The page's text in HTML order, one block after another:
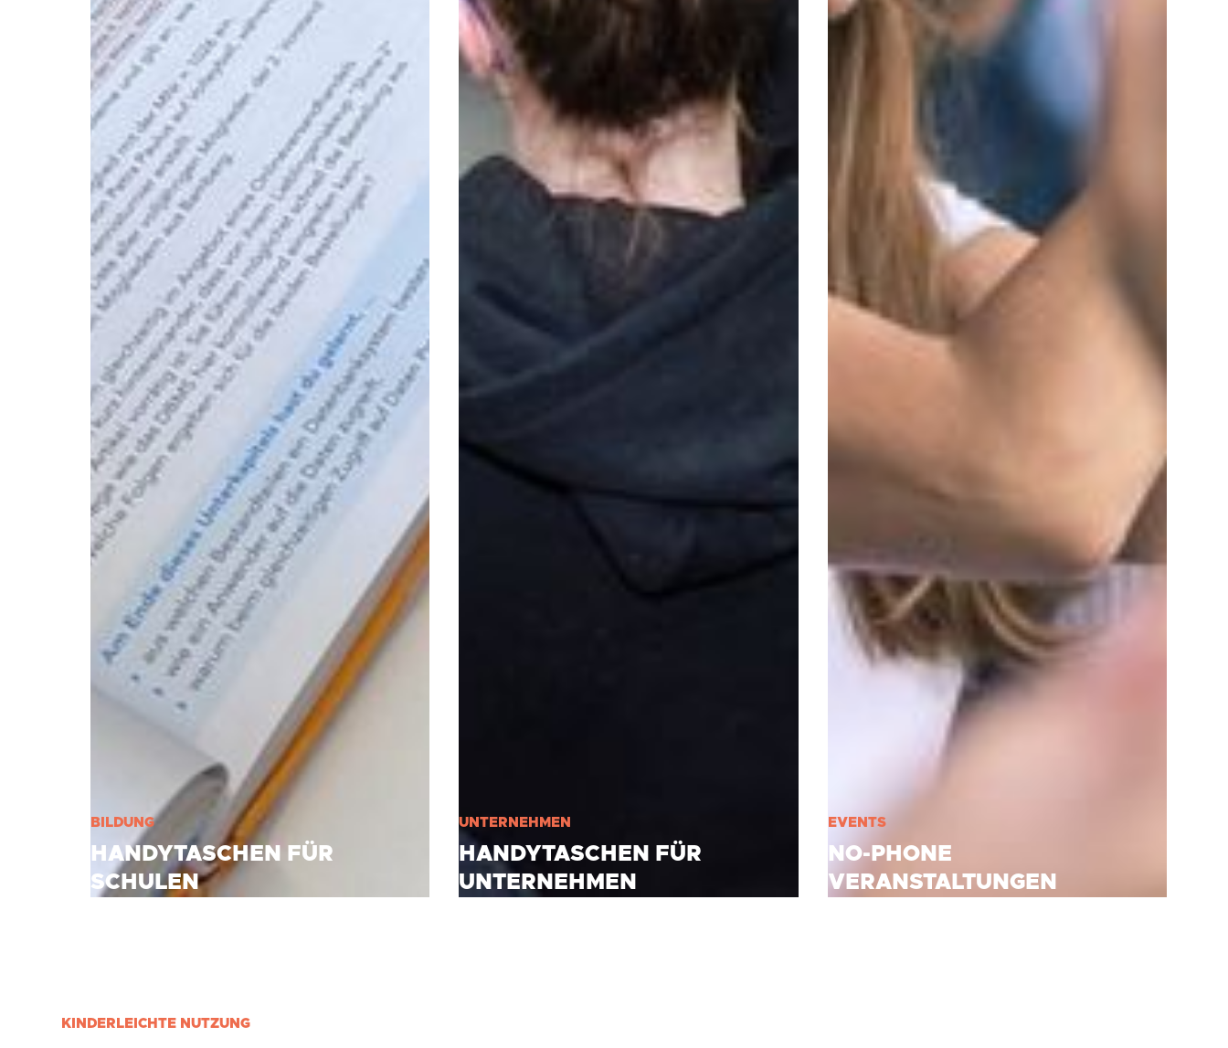
BILDUNG
HANDYTASCHEN FÜR
SCHULEN
UNTERNEHMEN
HANDYTASCHEN FÜR
UNTERNEHMEN
EVENTS
NO-PHONE
VERANSTALTUNGEN
KINDERLEICHTE NUTZUNG